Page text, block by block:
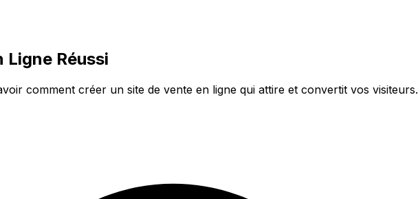
Ligne Réussi
comment créer un site de vente en ligne qui attire et convertit vos visiteurs.